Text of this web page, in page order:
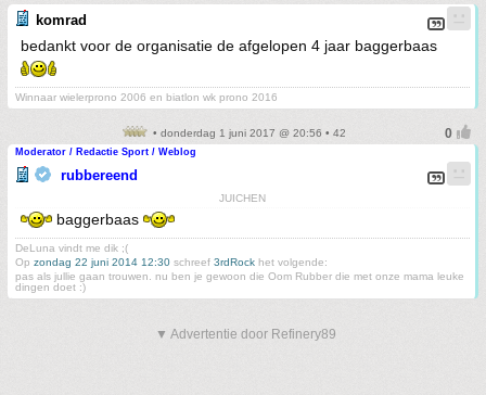
komrad
bedankt voor de organisatie de afgelopen 4 jaar baggerbaas
Winnaar wielerprono 2006 en biatlon wk prono 2016
• donderdag 1 juni 2017 @ 20:56 • 42
Moderator / Redactie Sport / Weblog
rubbereend
JUICHEN
baggerbaas
DeLuna vindt me dik ;(
Op zondag 22 juni 2014 12:30 schreef 3rdRock het volgende:
pas als jullie gaan trouwen. nu ben je gewoon die Oom Rubber die met onze mama leuke
dingen doet :)
▼ Advertentie door Refinery89